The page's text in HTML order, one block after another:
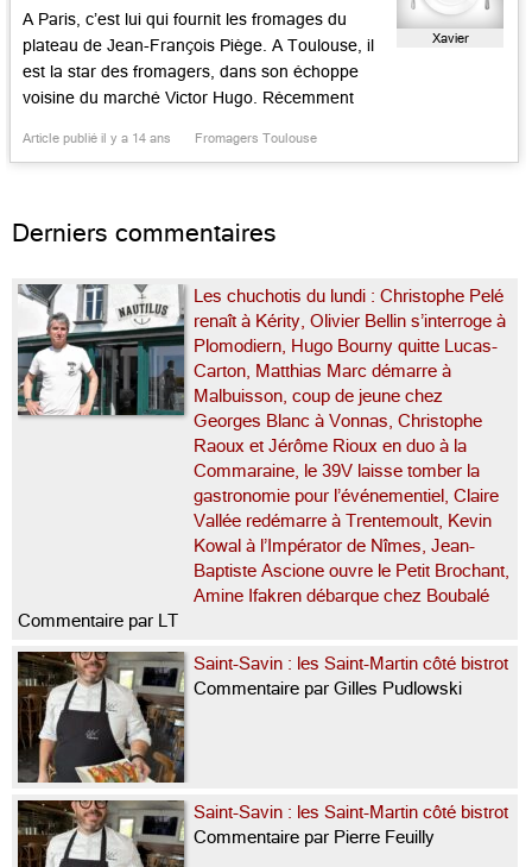
A Paris, c’est lui qui fournit les fromages du
plateau de Jean-François Piège. A Toulouse, il
est la star des fromagers, dans son échoppe
voisine du marché Victor Hugo. Récemment
fils de Xavier, le fondateur de la boutique, a
Article publié il y a 14 ans Fromagers Toulouse
Xavier
Derniers commentaires
Les chuchotis du lundi : Christophe Pelé
renaît à Kérity, Olivier Bellin s’interroge à
Plomodiern, Hugo Bourny quitte Lucas-
Carton, Matthias Marc démarre à
Malbuisson, coup de jeune chez
Georges Blanc à Vonnas, Christophe
Raoux et Jérôme Rioux en duo à la
Commaraine, le 39V laisse tomber la
gastronomie pour l’événementiel, Claire
Vallée redémarre à Trentemoult, Kevin
Kowal à l’Impérator de Nîmes, Jean-
Baptiste Ascione ouvre le Petit Brochant,
Amine Ifakren débarque chez Boubalé
Commentaire par LT
Saint-Savin : les Saint-Martin côté bistrot
Commentaire par Gilles Pudlowski
Saint-Savin : les Saint-Martin côté bistrot
Commentaire par Pierre Feuilly